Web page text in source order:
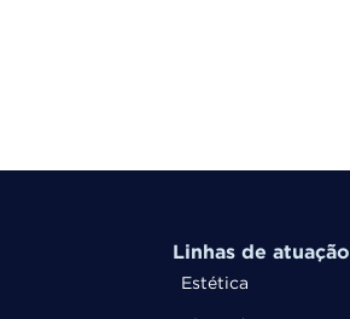
Linhas de atuação
Estética